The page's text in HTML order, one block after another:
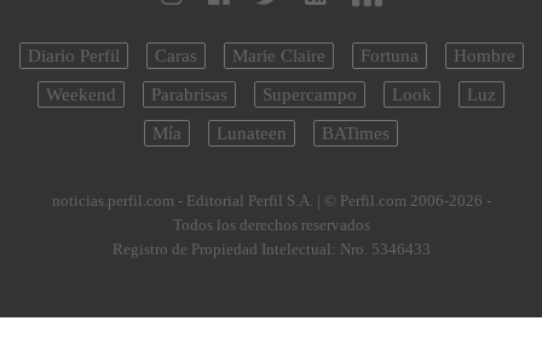
Diario Perfil Caras Marie Claire Fortuna
Hombre
Weekend
Parabrisas Supercampo Look
Luz
Mía
Lunateen BATimes
noticias.perfil.com - Editorial Perfil S.A. | © Perfil.com 2006-2026 -
Todos los derechos reservados
Registro de Propiedad Intelectual: Nro. 5346433